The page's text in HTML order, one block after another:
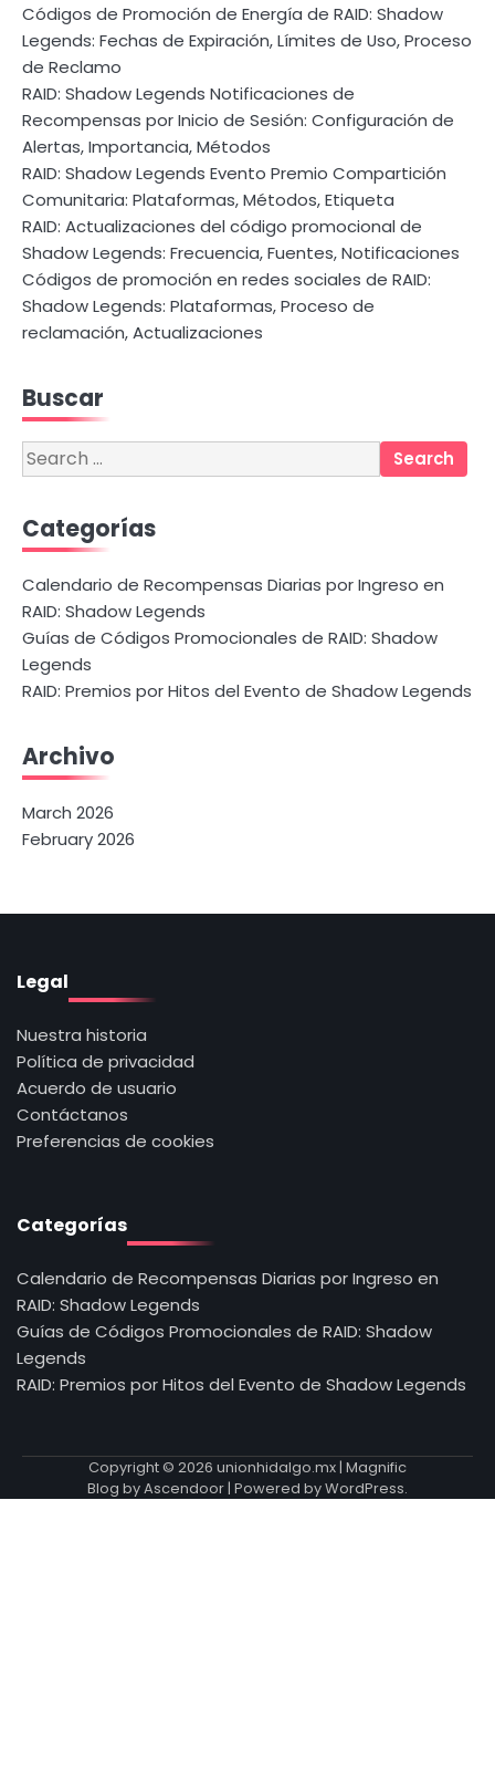
Códigos de Promoción de Energía de RAID: Shadow
Legends: Fechas de Expiración, Límites de Uso, Proceso
de Reclamo
RAID: Shadow Legends Notificaciones de
Recompensas por Inicio de Sesión: Configuración de
Alertas, Importancia, Métodos
RAID: Shadow Legends Evento Premio Compartición
Comunitaria: Plataformas, Métodos, Etiqueta
RAID: Actualizaciones del código promocional de
Shadow Legends: Frecuencia, Fuentes, Notificaciones
Códigos de promoción en redes sociales de RAID:
Shadow Legends: Plataformas, Proceso de
reclamación, Actualizaciones
Buscar
Search
for:
Categorías
Calendario de Recompensas Diarias por Ingreso en
RAID: Shadow Legends
Guías de Códigos Promocionales de RAID: Shadow
Legends
RAID: Premios por Hitos del Evento de Shadow Legends
Archivo
March 2026
February 2026
Legal
Nuestra historia
Política de privacidad
Acuerdo de usuario
Contáctanos
Preferencias de cookies
Categorías
Calendario de Recompensas Diarias por Ingreso en
RAID: Shadow Legends
Guías de Códigos Promocionales de RAID: Shadow
Legends
RAID: Premios por Hitos del Evento de Shadow Legends
Copyright © 2026 unionhidalgo.mx | Magnific
Blog byAscendoor | Powered byWordPress.